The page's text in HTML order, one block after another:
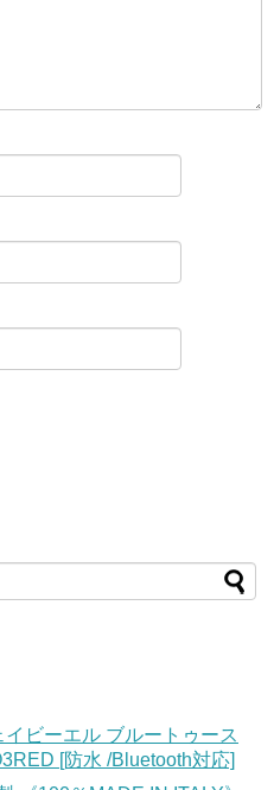
ビーエル ブルートゥース
[防水 /Bluetooth対応]